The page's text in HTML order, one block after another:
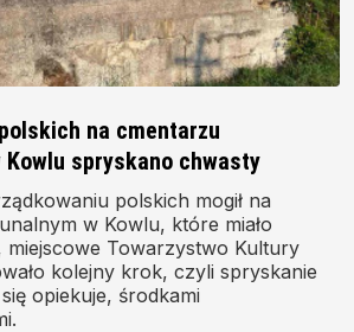
na cmentarzu
Kowlu spryskano chwasty
polskich mogił na
w Kowlu, które miało
miejscowe Towarzystwo Kultury
kolejny krok, czyli spryskanie
opiekuje, środkami